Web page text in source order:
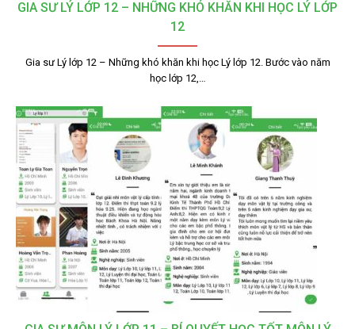
GIA SƯ LÝ LỚP 12 – NHỮNG KHÓ KHĂN KHI HỌC LÝ LỚP
12
Gia sư Lý lớp 12 – Những khó khăn khi học Lý lớp 12. Bước vào năm
học lớp 12,…